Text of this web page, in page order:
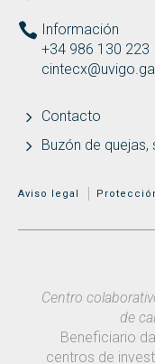
Información
+34 986 130 223
cintecx@uvigo.gal
Contacto
Buzón de
MENÚ ADICIONAL
Aviso legal
Centro
de
Beneficiario
centros de